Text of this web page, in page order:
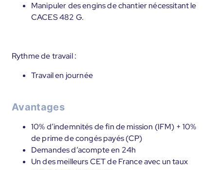
Manipuler des engins de chantier nécessitant le
CACES 482 G.
Rythme de travail :
Travail en journée
Avantages
10% d’indemnités de fin de mission (IFM) + 10%
de prime de congés payés (CP)
Demandes d’acompte en 24h
Un des meilleurs CET de France avec un taux